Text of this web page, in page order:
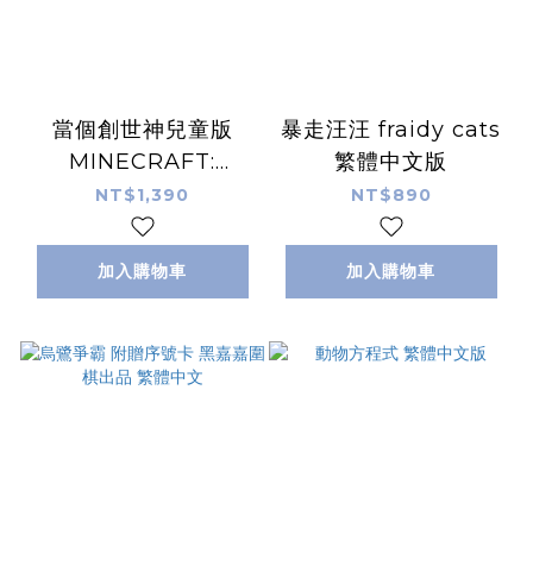
當個創世神兒童版
MINECRAFT:
BUILDERS &
BIOMES JUNIOR 繁
體中文版
NT$1,390
加入購物車
暴走汪汪 fraidy cats
繁體中文版
NT$890
加入購物車